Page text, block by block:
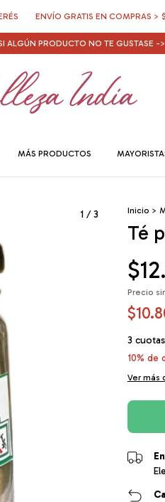
GRATIS EN COMPRAS > $150.000
PRODUCTO NO TE GUSTASE -> LO
MÁS PRODUCTOS
1/3 Inicio >
Té
Precio
3
10% de
Ver más